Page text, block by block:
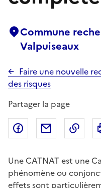
Commune
Valpuiseaux
Faire une nouvelle
des risques
Partager la page
Partager surPartager
Une CATNAT est une
phénomène ou
effets sont